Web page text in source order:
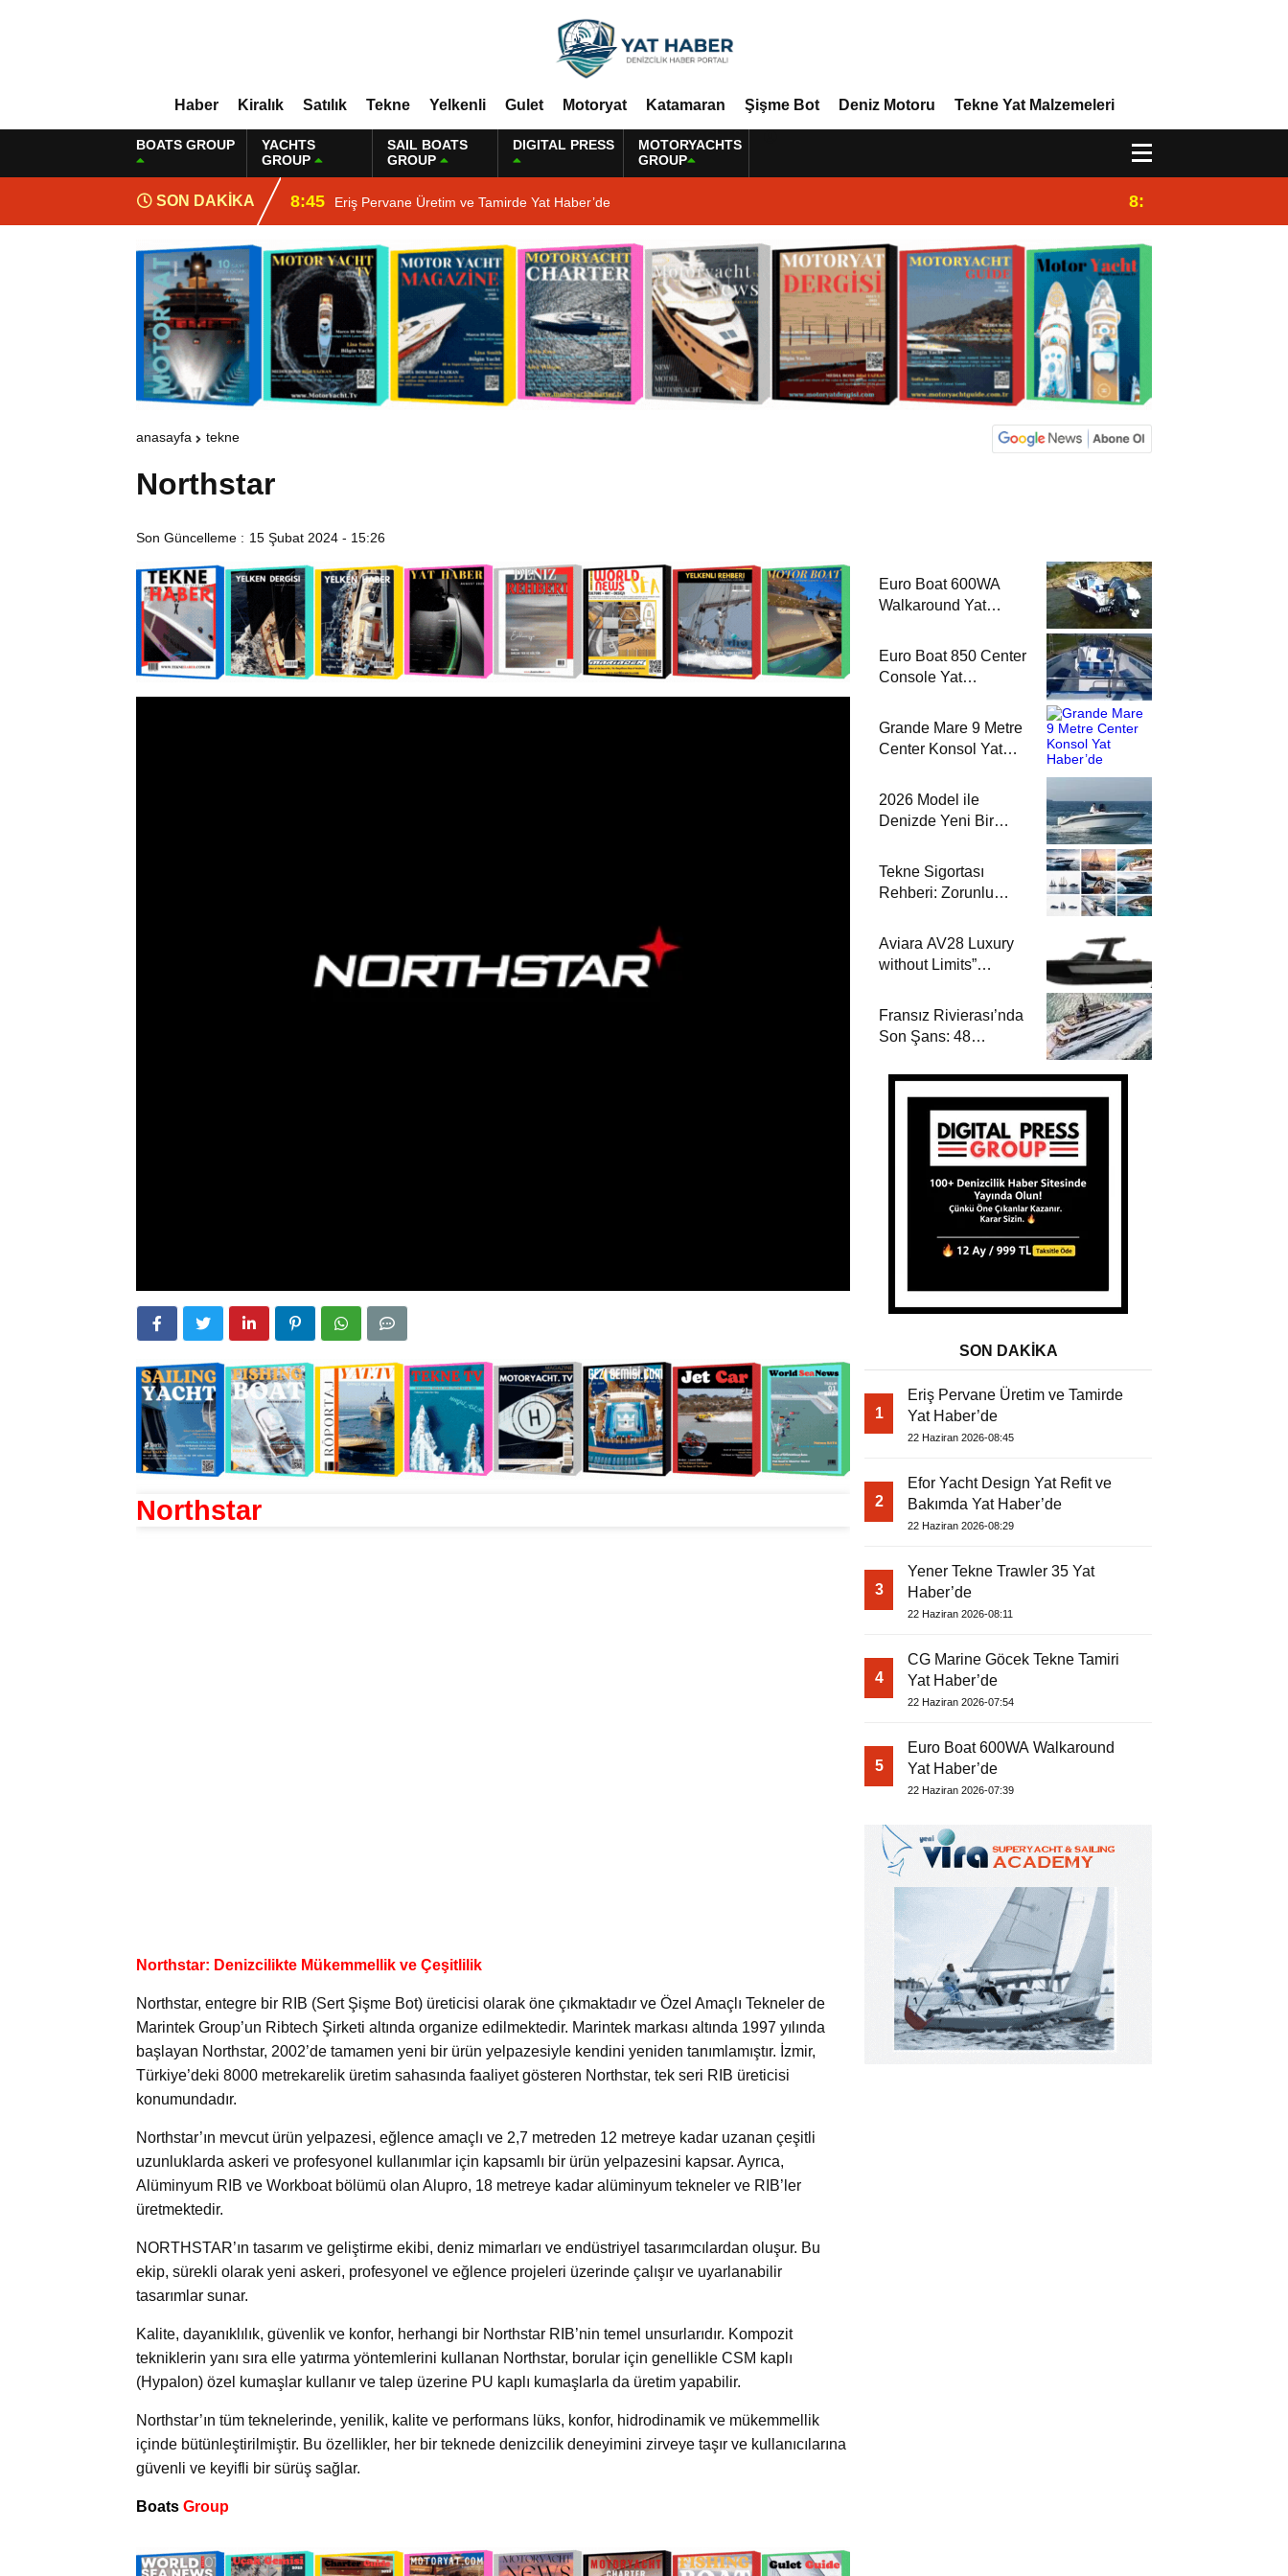
Haber Kiralık Satılık Tekne Yelkenli Gulet Motoryat Katamaran Şişme Bot Deniz Motoru Tekne Yat Malzemeleri
BOATS GROUP
YACHTS
GROUP
SAIL BOATS
GROUP
DIGITAL PRESS
MOTORYACHTS
GROUP
SON DAKİKA 8:45 Eriş Pervane Üretim ve Tamirde Yat Haber’de 8:29
anasayfa tekne
Northstar
Son Güncelleme : 15 Şubat 2024 - 15:26
Northstar
Northstar: Denizcilikte Mükemmellik ve Çeşitlilik
Northstar, entegre bir RIB (Sert Şişme Bot) üreticisi olarak öne çıkmaktadır ve Özel Amaçlı Tekneler de
Marintek Group’un Ribtech Şirketi altında organize edilmektedir. Marintek markası altında 1997 yılında
başlayan Northstar, 2002’de tamamen yeni bir ürün yelpazesiyle kendini yeniden tanımlamıştır. İzmir,
Türkiye’deki 8000 metrekarelik üretim sahasında faaliyet gösteren Northstar, tek seri RIB üreticisi
konumundadır.
Northstar’ın mevcut ürün yelpazesi, eğlence amaçlı ve 2,7 metreden 12 metreye kadar uzanan çeşitli
uzunluklarda askeri ve profesyonel kullanımlar için kapsamlı bir ürün yelpazesini kapsar. Ayrıca,
Alüminyum RIB ve Workboat bölümü olan Alupro, 18 metreye kadar alüminyum tekneler ve RIB’ler
üretmektedir.
NORTHSTAR’ın tasarım ve geliştirme ekibi, deniz mimarları ve endüstriyel tasarımcılardan oluşur. Bu
ekip, sürekli olarak yeni askeri, profesyonel ve eğlence projeleri üzerinde çalışır ve uyarlanabilir
tasarımlar sunar.
Kalite, dayanıklılık, güvenlik ve konfor, herhangi bir Northstar RIB’nin temel unsurlarıdır. Kompozit
tekniklerin yanı sıra elle yatırma yöntemlerini kullanan Northstar, borular için genellikle CSM kaplı
(Hypalon) özel kumaşlar kullanır ve talep üzerine PU kaplı kumaşlarla da üretim yapabilir.
Northstar’ın tüm teknelerinde, yenilik, kalite ve performans lüks, konfor, hidrodinamik ve mükemmellik
içinde bütünleştirilmiştir. Bu özellikler, her bir teknede denizcilik deneyimini zirveye taşır ve kullanıcılarına
güvenli ve keyifli bir sürüş sağlar.
Boats Group
Euro Boat 600WA
Walkaround Yat
Euro Boat 850 Center
Console Yat
Grande Mare 9 Metre
Center Konsol Yat
2026 Model ile
Denizde Yeni Bir
Tekne Sigortası
Rehberi: Zorunlu
ve Güvenli Seyir
Aviara AV28 Luxury
without Limits”
Yeni Bir Dönem
Fransız Rivierası’nda
Son Şans: 48
Mükemmel Bir Yat
Tatili
SON DAKİKA
1
Eriş Pervane Üretim ve Tamirde
Yat Haber’de
22 Haziran 2026-08:45
2
Efor Yacht Design Yat Refit ve
Bakımda Yat Haber’de
22 Haziran 2026-08:29
3
Yener Tekne Trawler 35 Yat
Haber’de
22 Haziran 2026-08:11
4
CG Marine Göcek Tekne Tamiri
Yat Haber’de
22 Haziran 2026-07:54
5
Euro Boat 600WA Walkaround
Yat Haber’de
22 Haziran 2026-07:39